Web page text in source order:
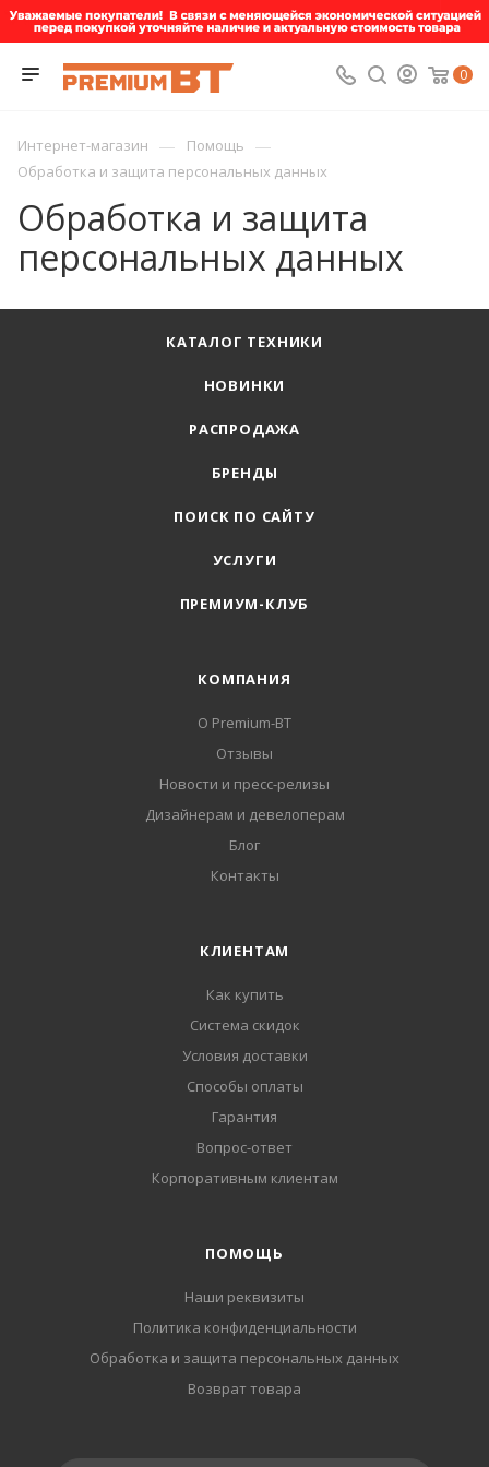
0
Интернет-магазин — Помощь —
Обработка и защита персональных данных
Обработка и защита
персональных данных
КАТАЛОГ ТЕХНИКИ
НОВИНКИ
РАСПРОДАЖА
БРЕНДЫ
ПОИСК ПО САЙТУ
УСЛУГИ
ПРЕМИУМ-КЛУБ
КОМПАНИЯ
О Premium-BT
Отзывы
Новости и пресс-релизы
Дизайнерам и девелоперам
Блог
Контакты
КЛИЕНТАМ
Как купить
Система скидок
Условия доставки
Способы оплаты
Гарантия
Вопрос-ответ
Корпоративным клиентам
ПОМОЩЬ
Наши реквизиты
Политика конфиденциальности
Обработка и защита персональных данных
Возврат товара